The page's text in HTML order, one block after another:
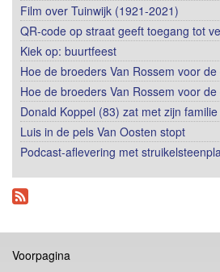
Film over Tuinwijk (1921-2021)
QR-code op straat geeft toegang tot
Kiek op: buurtfeest
Hoe de broeders Van Rossem voor
Hoe de broeders Van Rossem voor
Donald Koppel (83) zat met zijn
Luis in de pels Van Oosten stopt
Podcast-aflevering met
Voorpagina